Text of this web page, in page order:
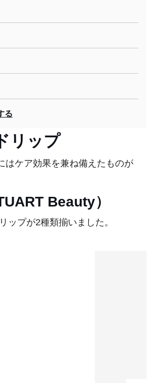
る
リップ
ケア効果を兼ね備えたものが
Beauty）
プが2種類揃いました。